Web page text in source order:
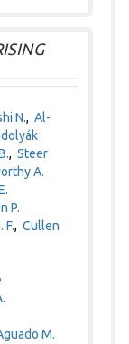
N.,Al-
,Steer
A.
P.
F.,Cullen
M.